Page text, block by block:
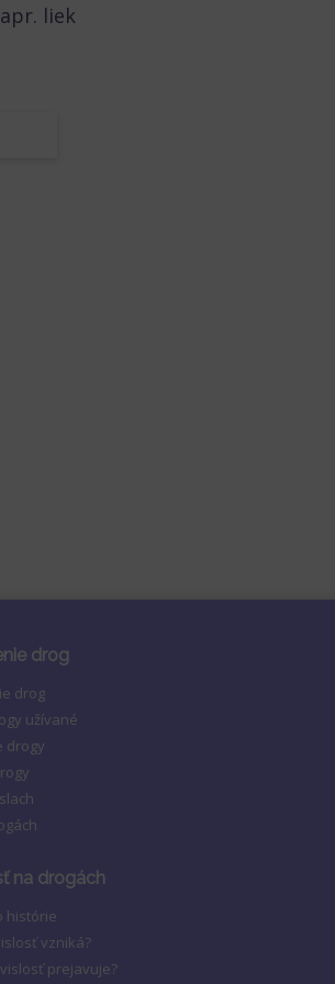
liek
drog
drog
užívané
drogy
na drogách
histórie
vzniká?
prejavuje?